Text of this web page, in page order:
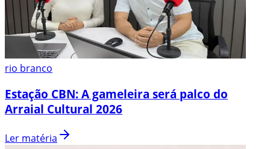
rio branco
Estação CBN: A gameleira será palco do
Arraial Cultural 2026
Ler matéria